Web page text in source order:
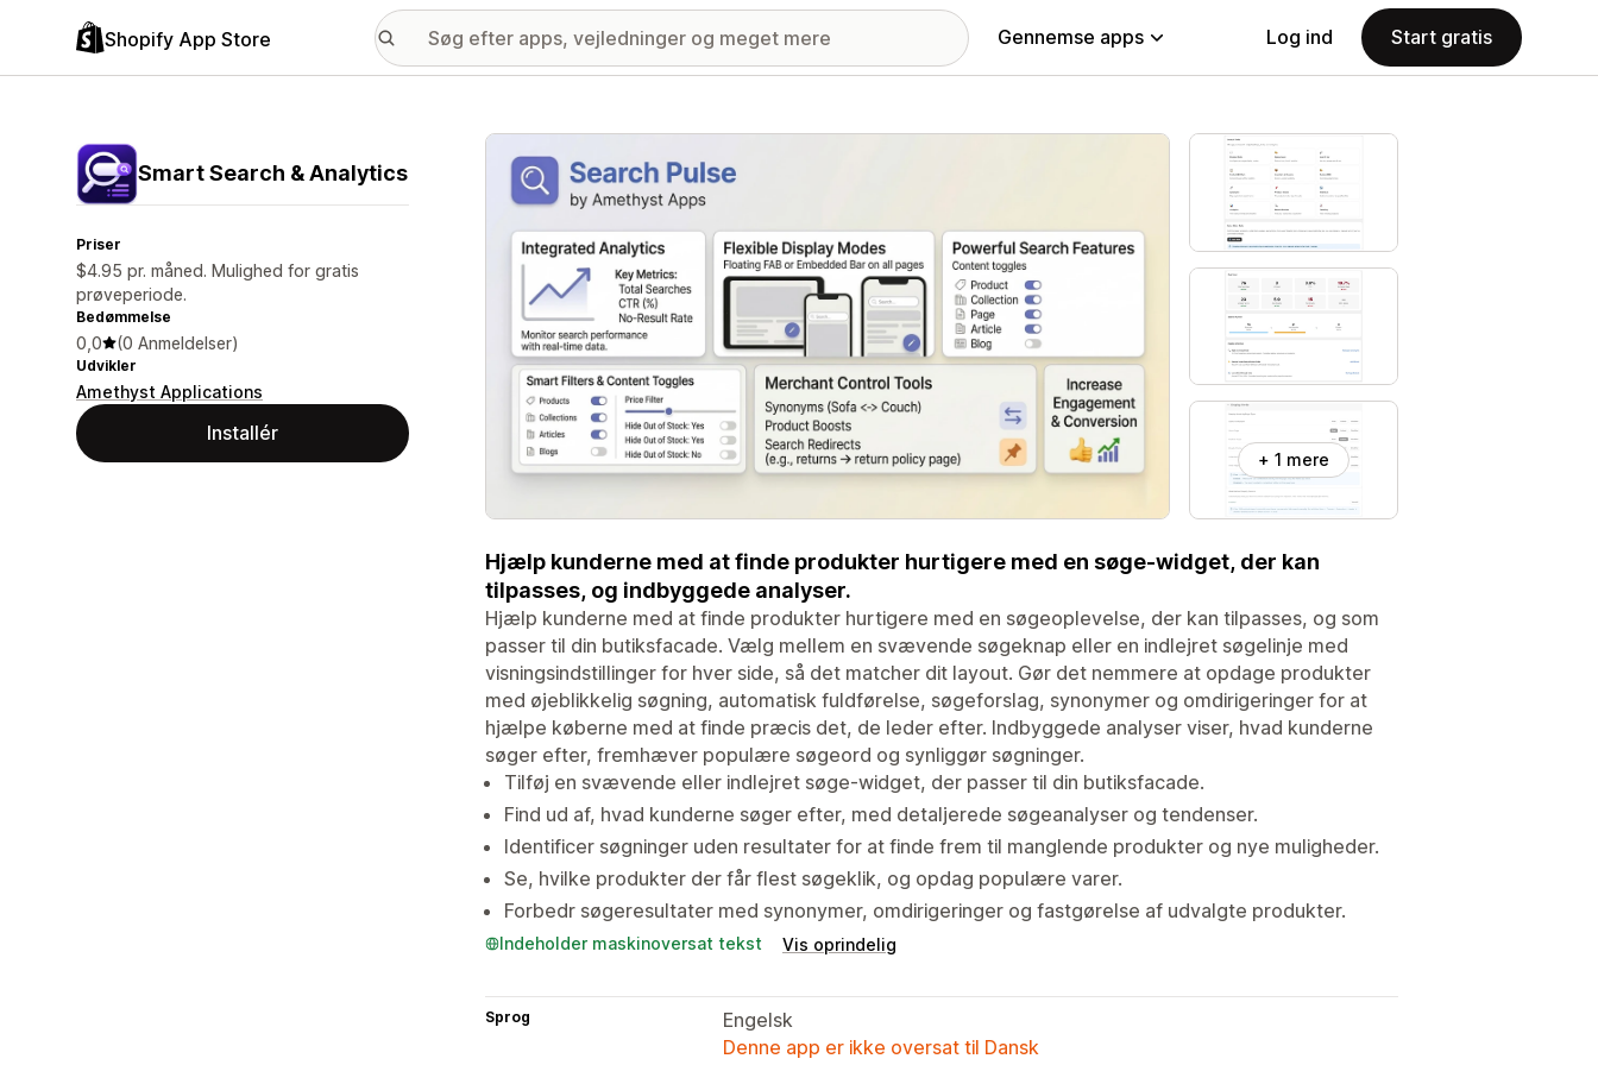
Shopify App Store Gennemse apps Log ind Start gratis
Smart Search & Analytics
Priser
$4.95 pr. måned. Mulighed for gratis
prøveperiode.
Bedømmelse
0,0 (0 Anmeldelser)
Udvikler
Amethyst Applications
Installér
Galleri med udvalgte billeder
+ 1 mere
Hjælp kunderne med at finde produkter hurtigere med en søge-widget, der kan
tilpasses, og indbyggede analyser.
Hjælp kunderne med at finde produkter hurtigere med en søgeoplevelse, der kan tilpasses, og som
passer til din butiksfacade. Vælg mellem en svævende søgeknap eller en indlejret søgelinje med
visningsindstillinger for hver side, så det matcher dit layout. Gør det nemmere at opdage produkter
med øjeblikkelig søgning, automatisk fuldførelse, søgeforslag, synonymer og omdirigeringer for at
hjælpe køberne med at finde præcis det, de leder efter. Indbyggede analyser viser, hvad kunderne
søger efter, fremhæver populære søgeord og synliggør søgninger.
Tilføj en svævende eller indlejret søge-widget, der passer til din butiksfacade.
Find ud af, hvad kunderne søger efter, med detaljerede søgeanalyser og tendenser.
Identificer søgninger uden resultater for at finde frem til manglende produkter og nye muligheder.
Se, hvilke produkter der får flest søgeklik, og opdag populære varer.
Forbedr søgeresultater med synonymer, omdirigeringer og fastgørelse af udvalgte produkter.
Indeholder maskinoversat tekst Vis oprindelig
Sprog
Engelsk
Denne app er ikke oversat til Dansk